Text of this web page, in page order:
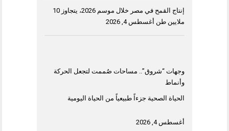
إنتاج القمح في مصر خلال موسم 2026، يتجاوز 10
ملايين طن أغسطس 4, 2026
وجهات “شروق”.. مساحات صُممت لتجعل الحركة
وأنماط
الحياة الصحية جزءاً طبيعياً من الحياة اليومية
أغسطس 4, 2026